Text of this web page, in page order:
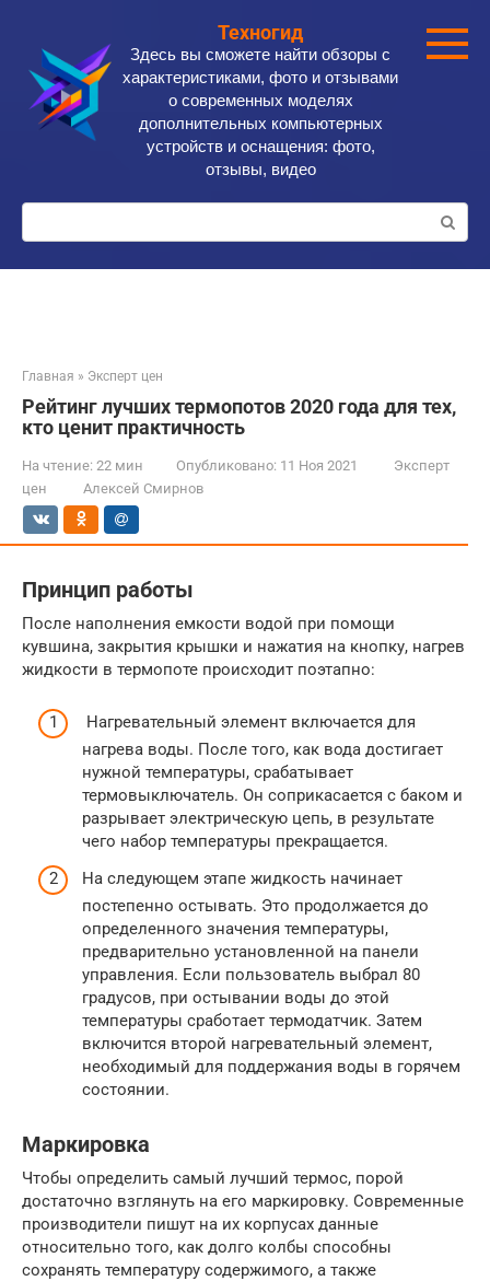
контенту
Техногид
Здесь вы сможете найти обзоры с
характеристиками, фото и отзывами
о современных моделях
дополнительных компьютерных
устройств и оснащения: фото,
отзывы, видео
Поиск:
Главная » Эксперт цен
Рейтинг лучших термопотов 2020 года для тех,
кто ценит практичность
На чтение: 22 мин Опубликовано: 11 Ноя 2021
Эксперт
цен
Алексей Смирнов
Принцип работы
После наполнения емкости водой при помощи
кувшина, закрытия крышки и нажатия на кнопку, нагрев
жидкости в термопоте происходит поэтапно:
Нагревательный элемент включается для
нагрева воды. После того, как вода достигает
нужной температуры, срабатывает
термовыключатель. Он соприкасается с баком и
разрывает электрическую цепь, в результате
чего набор температуры прекращается.
На следующем этапе жидкость начинает
постепенно остывать. Это продолжается до
определенного значения температуры,
предварительно установленной на панели
управления. Если пользователь выбрал 80
градусов, при остывании воды до этой
температуры сработает термодатчик. Затем
включится второй нагревательный элемент,
необходимый для поддержания воды в горячем
состоянии.
Маркировка
Чтобы определить самый лучший термос, порой
достаточно взглянуть на его маркировку. Современные
производители пишут на их корпусах данные
относительно того, как долго колбы способны
сохранять температуру содержимого, а также